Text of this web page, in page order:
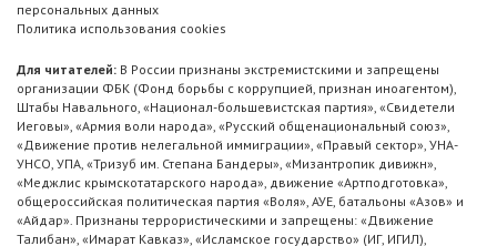
персональных данных
Политика использования cookies
Для читателей: В России признаны экстремистскими и запрещены
организации ФБК (Фонд борьбы с коррупцией, признан иноагентом),
Штабы Навального, «Национал-большевистская партия», «Свидетели
Иеговы», «Армия воли народа», «Русский общенациональный союз»,
«Движение против нелегальной иммиграции», «Правый сектор», УНА-
УНСО, УПА, «Тризуб им. Степана Бандеры», «Мизантропик дивижн»,
«Меджлис крымскотатарского народа», движение «Артподготовка»,
общероссийская политическая партия «Воля», АУЕ, батальоны «Азов» и
«Айдар». Признаны террористическими и запрещены: «Движение
Талибан», «Имарат Кавказ», «Исламское государство» (ИГ, ИГИЛ),